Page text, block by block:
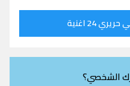
24 اغنية
الشخصي؟